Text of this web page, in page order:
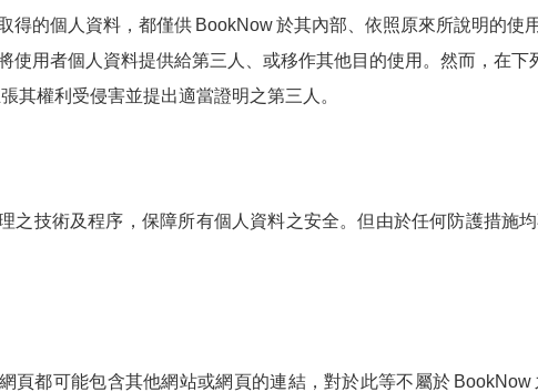
得的個人資料，都僅供 BookNow於其內部、依照原來所說明的使
使用者個人資料提供給第三人、或移作其他目的使用。然而，在下
其權利受侵害並提出適當證明之第三人。
之技術及程序，保障所有個人資料之安全。但由於任何防護措施
頁都可能包含其他網站或網頁的連結，對於此等不屬於 BookNow